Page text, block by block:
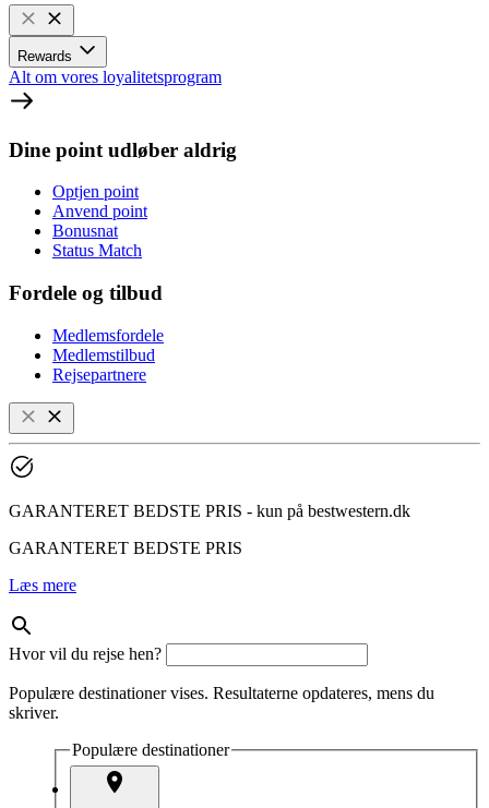
Rewards
Alt om vores loyalitetsprogram
Dine point udløber aldrig
Optjen point
Anvend point
Bonusnat
Status Match
Fordele og tilbud
Medlemsfordele
Medlemstilbud
Rejsepartnere
GARANTERET BEDSTE PRIS - kun på bestwestern.dk
GARANTERET BEDSTE PRIS
Læs mere
Hvor vil du rejse hen?
Populære destinationer vises. Resultaterne opdateres, mens du
skriver.
Populære destinationer